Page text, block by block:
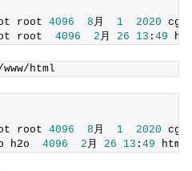
root 4096 8 月 1 2020
root 4096 2 月 26 13 : 49
html
root 4096 8 月 1 2020
h2o 4096 2 月 26 13 : 49 html